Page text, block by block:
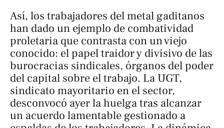
Así, los trabajadores del metal gaditanos
han dado un ejemplo de combatividad
proletaria que contrasta con un viejo
conocido: el papel traidor y divisivo de las
burocracias sindicales, órganos del poder
del capital sobre el trabajo. La UGT,
sindicato mayoritario en el sector,
desconvocó ayer la huelga tras alcanzar
un acuerdo lamentable gestionado a